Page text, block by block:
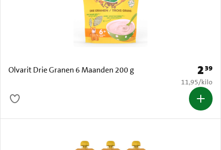
Olvarit Drie Granen 6 Maanden 200 g Prijs:
239
€ 11,95 per
11,95/kilo